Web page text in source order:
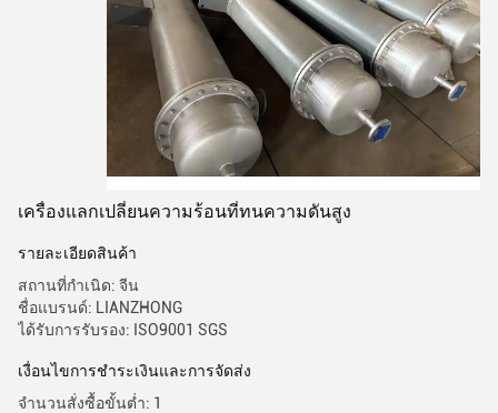
เครื่องแลกเปลี่ยนความร้อนที่ทนความดันสูง
รายละเอียดสินค้า
สถานที่กำเนิด: จีน
ชื่อแบรนด์: LIANZHONG
ได้รับการรับรอง: ISO9001 SGS
เงื่อนไขการชําระเงินและการจัดส่ง
จำนวนสั่งซื้อขั้นต่ำ: 1